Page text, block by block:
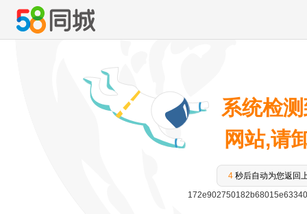
系统检
网站,请
3 秒后自动为您返回